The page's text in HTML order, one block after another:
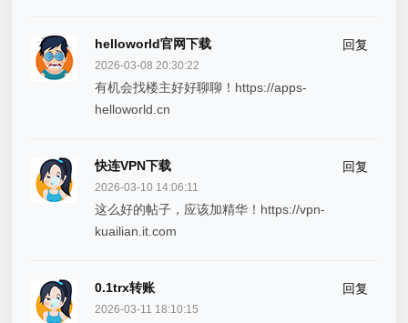
helloworld官网下载 回复
2026-03-08 20:30:22
有机会找楼主好好聊聊！https://apps-
helloworld.cn
快连VPN下载 回复
2026-03-10 14:06:11
这么好的帖子，应该加精华！https://vpn-
kuailian.it.com
0.1trx转账 回复
2026-03-11 18:10:15